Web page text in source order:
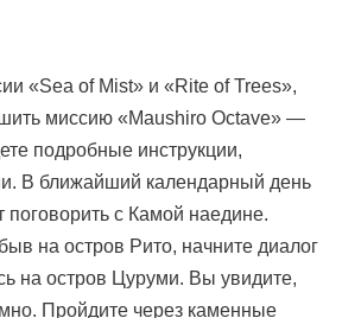
«Sea of Mist» и «Rite of Trees»,
миссию «Maushiro Octave» —
подробные инструкции,
В ближайший календарный день
с Камой наедине.
на остров Рито, начните диалог
на остров Цуруми. Вы увидите,
Пройдите через каменные